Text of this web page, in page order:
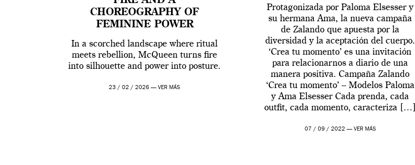
CHOREOGRAPHY OF
FEMININE POWER
In a scorched landscape where ritual
meets rebellion, McQueen turns fire
into silhouette and power into posture.
23 / 02 / 2026 —VER MÁS
Protagonizada por Paloma Elsesser y
su hermana Ama, la nueva campaña
de Zalando que apuesta por la
diversidad y la aceptación del cuerpo.
‘Crea tu momento’ es una invitación
para relacionarnos a diario de una
manera positiva. Campaña Zalando
‘Crea tu momento’ – Modelos Paloma
y Ama Elsesser Cada prenda, cada
outfit, cada momento, caracteriza […]
07 / 09 / 2022 — VER MÁS